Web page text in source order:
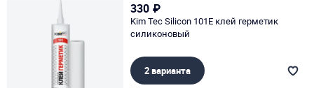
330 ₽
Kim Tec Silicon 101E клей герметик
силиконовый
2 варианта